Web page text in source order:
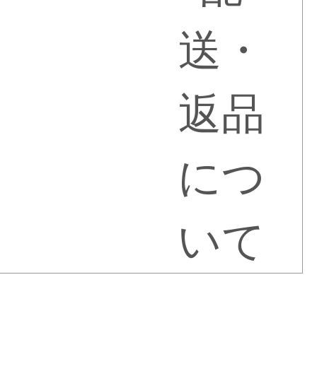
送・
返品
につ
いて